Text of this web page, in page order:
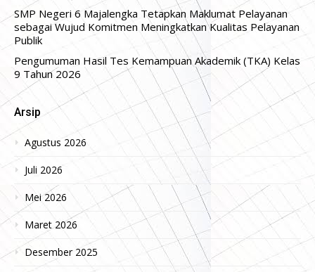
SMP Negeri 6 Majalengka Tetapkan Maklumat Pelayanan
sebagai Wujud Komitmen Meningkatkan Kualitas Pelayanan
Publik
Pengumuman Hasil Tes Kemampuan Akademik (TKA) Kelas
9 Tahun 2026
Arsip
Agustus 2026
Juli 2026
Mei 2026
Maret 2026
Desember 2025